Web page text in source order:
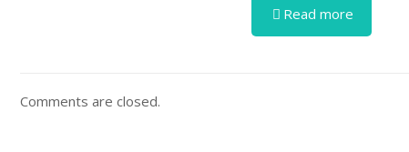
Read more
Comments are closed.